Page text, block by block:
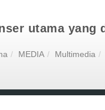
utama yang
MEDIA Multimedia